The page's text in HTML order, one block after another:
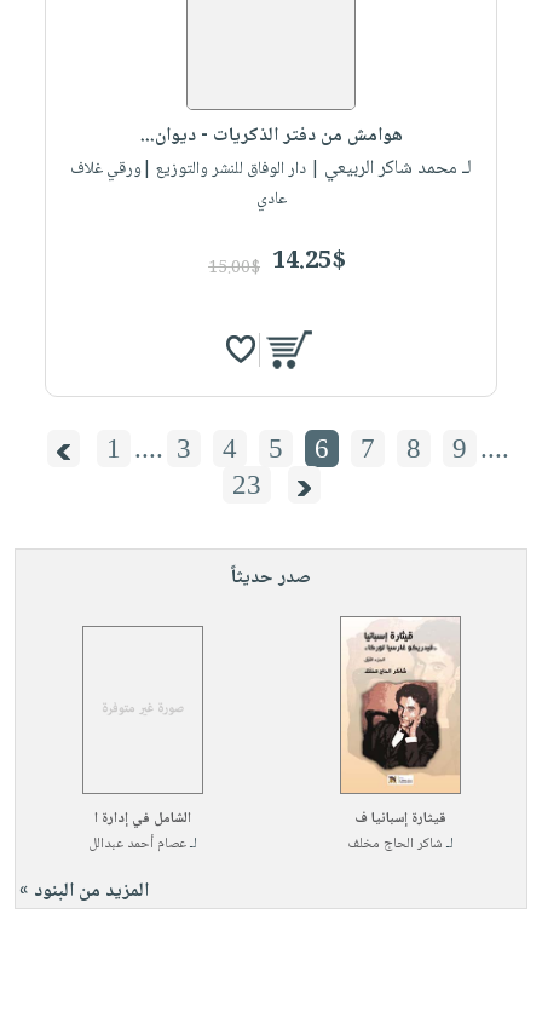
هوامش من دفتر الذكريات - ديوان...
لـ محمد شاكر الربيعي | دار الوفاق للنشر والتوزيع |ورقي غلاف
عادي
14.25$
15.00$
1 .... 3 4 5 6 7 8 9 ....
23
صدر حديثاً
قيثارة إسبانيا ف
لـشاكر الحاج مخلف
الشامل في إدارة ا
لـعصام أحمد عبدالل
المزيد من البنود »